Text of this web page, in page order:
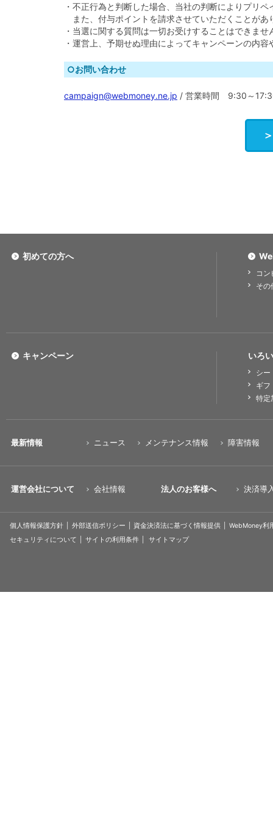
・不正行為と判断した場合、当社の判断によりプリ
また、付与ポイントを請求させていただくことがあ
・当選に関する質問は一切お受けすることはできま
・運営上、予期せぬ理由によってキャンペーンの内
○お問い合わせ
campaign@webmoney.ne.jp / 営業時間 9:30～
初めての方へ
コ
その
いろ
シー
ギフ
特定
キャンペーン
最新情報 ニュース メンテナンス情報 障害情報
運営会社について 会社情報 法人のお客様へ 決済導
個人情報保護方針 外部送信ポリシー 資金決済法に基づく情報提供
WebMoney利
セキュリティについて
サイトの利用条件 サイトマップ